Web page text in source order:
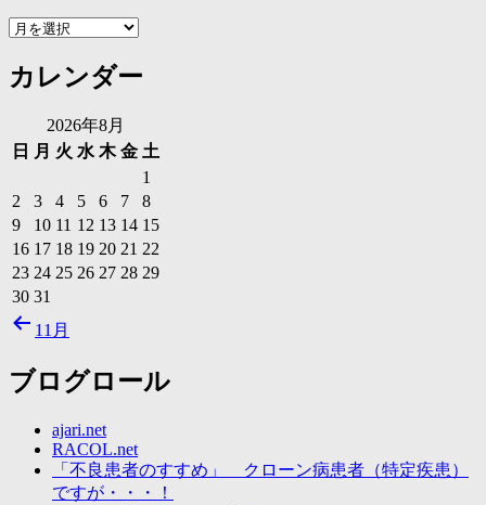
ア
カ
イ
カレンダー
2026年8月
日 月 火 水 木 金 土
1
2
3 4 5 6 7
8
9
10 11 12 13 14 15
16 17 18 19 20 21 22
23 24 25 26 27 28 29
30 31
11月
ブログロール
ajari.net
RACOL.net
「不良患者のすすめ」 クローン病患者（特定疾患）
ですが・・・！